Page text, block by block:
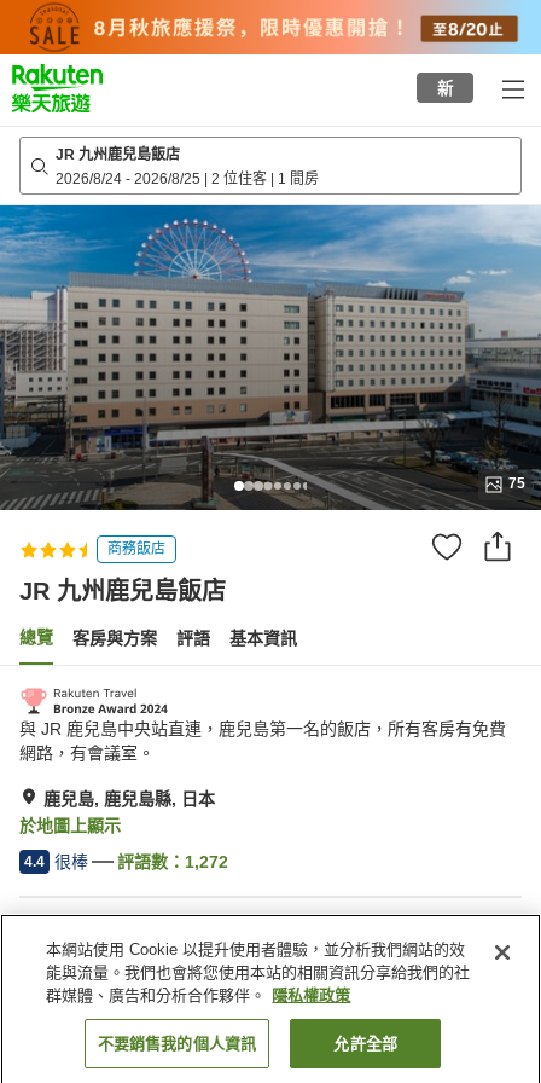
top
page
新
JR 九州鹿兒島飯店
2026/8/24 - 2026/8/25 | 2 位住客 | 1 間房
75
商務飯店
JR 九州鹿兒島飯店
總覽 客房與方案 評語 基本資訊
與 JR 鹿兒島中央站直連，鹿兒島第一名的飯店，所有客房有免費
網路，有會議室。
鹿兒島, 鹿兒島縣, 日本
於地圖上顯示
4.4 很棒 評語數： 1,272
停車場
Spa／美容沙龍
餐廳
自動販賣機
日本 鹿兒島縣 鹿兒島 JR 九州鹿兒島飯店
找客房
本網站使用 Cookie 以提升使用者體驗，並分析我們網站的效
能與流量。我們也會將您使用本站的相關資訊分享給我們的社
群媒體、廣告和分析合作夥伴。
隱私權政策
不要銷售我的個人資訊 允許全部